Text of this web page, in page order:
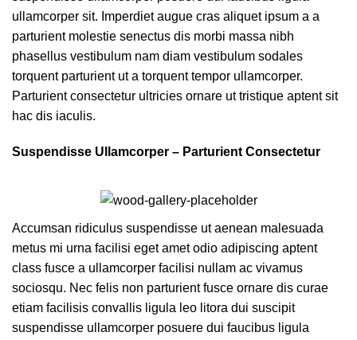
ullamcorper sit. Imperdiet augue cras aliquet ipsum a a
parturient molestie senectus dis morbi massa nibh
phasellus vestibulum nam diam vestibulum sodales
torquent parturient ut a torquent tempor ullamcorper.
Parturient consectetur ultricies ornare ut tristique aptent sit
hac dis iaculis.
Suspendisse Ullamcorper – Parturient Consectetur
Accumsan ridiculus suspendisse ut aenean malesuada
metus mi urna facilisi eget amet odio adipiscing aptent
class fusce a ullamcorper facilisi nullam ac vivamus
sociosqu. Nec felis non parturient fusce ornare dis curae
etiam facilisis convallis ligula leo litora dui suscipit
suspendisse ullamcorper posuere dui faucibus ligula